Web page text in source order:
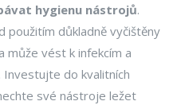
hygienu nástrojů.
důkladně vyčištěny
může vést k infekcím a
do kvalitních
své nástroje ležet